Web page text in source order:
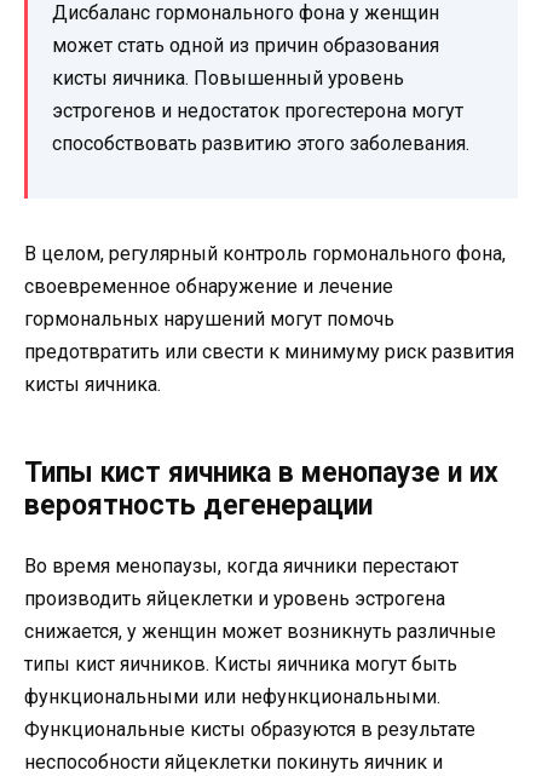
Дисбаланс гормонального фона у женщин
может стать одной из причин образования
кисты яичника. Повышенный уровень
эстрогенов и недостаток прогестерона могут
способствовать развитию этого заболевания.
В целом, регулярный контроль гормонального фона,
своевременное обнаружение и лечение
гормональных нарушений могут помочь
предотвратить или свести к минимуму риск развития
кисты яичника.
Типы кист яичника в менопаузе и их
вероятность дегенерации
Во время менопаузы, когда яичники перестают
производить яйцеклетки и уровень эстрогена
снижается, у женщин может возникнуть различные
типы кист яичников. Кисты яичника могут быть
функциональными или нефункциональными.
Функциональные кисты образуются в результате
неспособности яйцеклетки покинуть яичник и